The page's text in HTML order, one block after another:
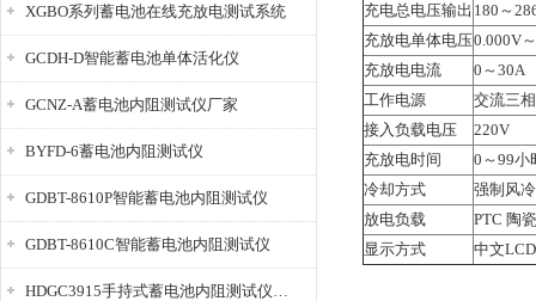
XGBO系列蓄电池在线充放电测试系统
GCDH-D智能蓄电池单体活化仪
GCNZ-A蓄电池内阻测试仪厂家
BYFD-6蓄电池内阻测试仪
GDBT-8610P智能蓄电池内阻测试仪
GDBT-8610C智能蓄电池内阻测试仪
HDGC3915手持式蓄电池内阻测试仪厂家
充电总电压输出 180～
充放电单体电压0.000V
充放电电流
0～30A
工作电源
交流三
接入负载电压
220V
充放电时间
0～99小
冷却方式
强制风冷
放电负载
PTC 陶
显示方式
中文LCD